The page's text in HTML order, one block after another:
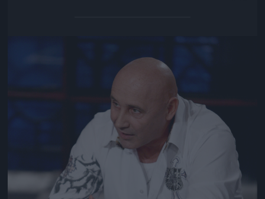
Jön még kép!